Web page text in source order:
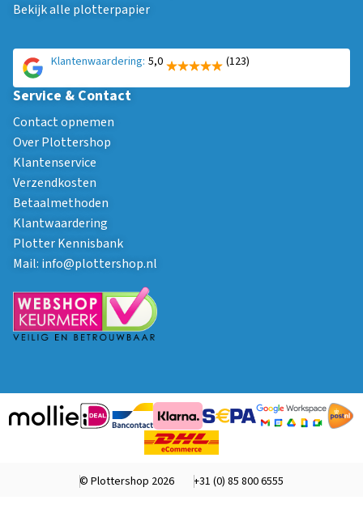
Bekijk alle plotterpapier
Klantenwaardering: 5,0 (123)
Service & Contact
Contact opnemen
Over Plottershop
Klantenservice
Verzendkosten
Betaalmethoden
Klantwaardering
Plotter Kennisbank
Mail: info@plottershop.nl
© Plottershop 2026
+31 (0) 85 800 6555